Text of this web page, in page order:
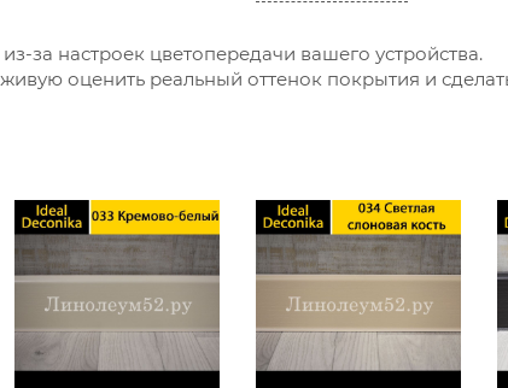
за настроек цветопередачи вашего устройства.
оценить реальный оттенок покрытия и